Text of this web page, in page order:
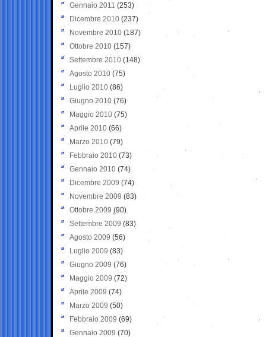
Gennaio 2011 (253)
Dicembre 2010 (237)
Novembre 2010 (187)
Ottobre 2010 (157)
Settembre 2010 (148)
Agosto 2010 (75)
Luglio 2010 (86)
Giugno 2010 (76)
Maggio 2010 (75)
Aprile 2010 (66)
Marzo 2010 (79)
Febbraio 2010 (73)
Gennaio 2010 (74)
Dicembre 2009 (74)
Novembre 2009 (83)
Ottobre 2009 (90)
Settembre 2009 (83)
Agosto 2009 (56)
Luglio 2009 (83)
Giugno 2009 (76)
Maggio 2009 (72)
Aprile 2009 (74)
Marzo 2009 (50)
Febbraio 2009 (69)
Gennaio 2009 (70)